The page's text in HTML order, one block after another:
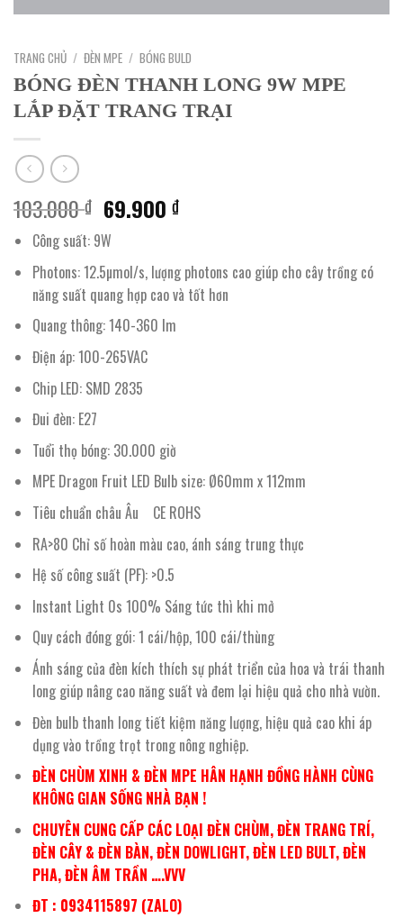
TRANG CHỦ / ĐÈN MPE / BÓNG BULD
BÓNG ĐÈN THANH LONG 9W MPE
LẮP ĐẶT TRANG TRẠI
103.000₫ Giá
gốc
là:
103.000 ₫.
69.900₫Giá
là:
69.900 ₫.
Công suất: 9W
Photons: 12.5µmol/s, lượng photons cao giúp cho cây trồng có
năng suất quang hợp cao và tốt hơn
Quang thông: 140-360 lm
Điện áp: 100-265VAC
Chip LED: SMD 2835
Đui đèn: E27
Tuổi thọ bóng: 30.000 giờ
MPE Dragon Fruit LED Bulb size: Ø60mm x 112mm
Tiêu chuẩn châu Âu CE ROHS
RA>80 Chỉ số hoàn màu cao, ánh sáng trung thực
Hệ số công suất (PF): >0.5
Instant Light 0s 100% Sáng tức thì khi mở
Quy cách đóng gói: 1 cái/hộp, 100 cái/thùng
Ánh sáng của đèn kích thích sự phát triển của hoa và trái thanh
long giúp nâng cao năng suất và đem lại hiệu quả cho nhà vườn.
Đèn bulb thanh long tiết kiệm năng lượng, hiệu quả cao khi áp
dụng vào trồng trọt trong nông nghiệp.
ĐÈN CHÙM XINH & ĐÈN MPE HÂN HẠNH ĐỒNG HÀNH CÙNG
KHÔNG GIAN SỐNG NHÀ BẠN !
CHUYÊN CUNG CẤP CÁC LOẠI ĐÈN CHÙM, ĐÈN TRANG TRÍ,
ĐÈN CÂY & ĐÈN BÀN, ĐÈN DOWLIGHT, ĐÈN LED BULT, ĐÈN
PHA, ĐÈN ÂM TRẦN ….VVV
ĐT : 0934115897 (ZALO)